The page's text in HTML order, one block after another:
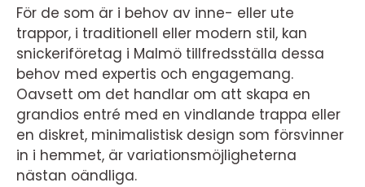
För de som är i behov av inne- eller ute
trappor, i traditionell eller modern stil, kan
snickeriföretag i Malmö tillfredsställa dessa
behov med expertis och engagemang.
Oavsett om det handlar om att skapa en
grandios entré med en vindlande trappa eller
en diskret, minimalistisk design som försvinner
in i hemmet, är variationsmöjligheterna
nästan oändliga.